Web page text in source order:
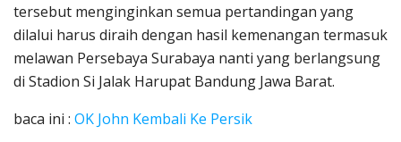
tersebut menginginkan semua pertandingan yang
dilalui harus diraih dengan hasil kemenangan termasuk
melawan Persebaya Surabaya nanti yang berlangsung
di Stadion Si Jalak Harupat Bandung Jawa Barat.
baca ini : OK John Kembali Ke Persik